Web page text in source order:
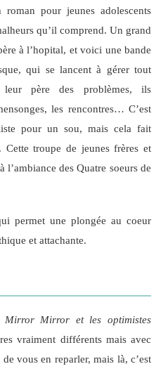
pour jeunes adolescents
qu’il comprend. Un grand
à l’hopital, et voici une bande
qui se lancent à gérer tout
leur père des problèmes, ils
les rencontres… C’est
pour un sou, mais cela fait
troupe de jeunes frères et
l’ambiance des Quatre soeurs de
permet une plongée au coeur
et attachante.
Mirror et les optimistes
vraiment différents mais avec
vous en reparler, mais là, c’est